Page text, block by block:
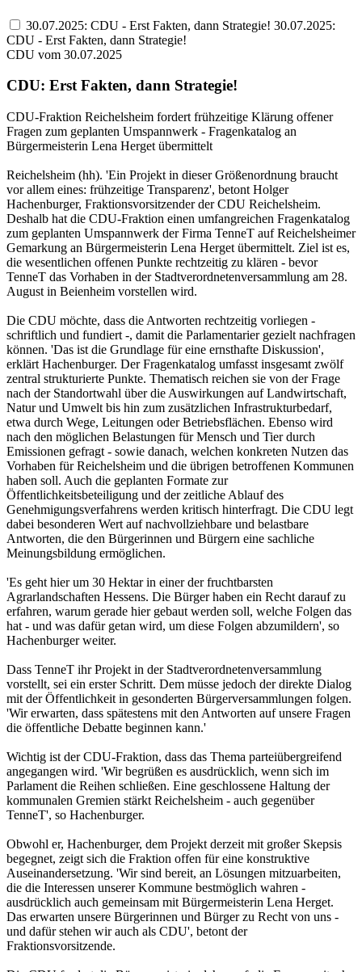
30.07.2025: CDU - Erst Fakten, dann Strategie! 30.07.2025:
CDU - Erst Fakten, dann Strategie!
CDU vom 30.07.2025
CDU: Erst Fakten, dann Strategie!
CDU-Fraktion Reichelsheim fordert frühzeitige Klärung offener
Fragen zum geplanten Umspannwerk - Fragenkatalog an
Bürgermeisterin Lena Herget übermittelt
Reichelsheim (hh). 'Ein Projekt in dieser Größenordnung braucht
vor allem eines: frühzeitige Transparenz', betont Holger
Hachenburger, Fraktionsvorsitzender der CDU Reichelsheim.
Deshalb hat die CDU-Fraktion einen umfangreichen Fragenkatalog
zum geplanten Umspannwerk der Firma TenneT auf Reichelsheimer
Gemarkung an Bürgermeisterin Lena Herget übermittelt. Ziel ist es,
die wesentlichen offenen Punkte rechtzeitig zu klären - bevor
TenneT das Vorhaben in der Stadtverordnetenversammlung am 28.
August in Beienheim vorstellen wird.
Die CDU möchte, dass die Antworten rechtzeitig vorliegen -
schriftlich und fundiert -, damit die Parlamentarier gezielt nachfragen
können. 'Das ist die Grundlage für eine ernsthafte Diskussion',
erklärt Hachenburger. Der Fragenkatalog umfasst insgesamt zwölf
zentral strukturierte Punkte. Thematisch reichen sie von der Frage
nach der Standortwahl über die Auswirkungen auf Landwirtschaft,
Natur und Umwelt bis hin zum zusätzlichen Infrastrukturbedarf,
etwa durch Wege, Leitungen oder Betriebsflächen. Ebenso wird
nach den möglichen Belastungen für Mensch und Tier durch
Emissionen gefragt - sowie danach, welchen konkreten Nutzen das
Vorhaben für Reichelsheim und die übrigen betroffenen Kommunen
haben soll. Auch die geplanten Formate zur
Öffentlichkeitsbeteiligung und der zeitliche Ablauf des
Genehmigungsverfahrens werden kritisch hinterfragt. Die CDU legt
dabei besonderen Wert auf nachvollziehbare und belastbare
Antworten, die den Bürgerinnen und Bürgern eine sachliche
Meinungsbildung ermöglichen.
'Es geht hier um 30 Hektar in einer der fruchtbarsten
Agrarlandschaften Hessens. Die Bürger haben ein Recht darauf zu
erfahren, warum gerade hier gebaut werden soll, welche Folgen das
hat - und was dafür getan wird, um diese Folgen abzumildern', so
Hachenburger weiter.
Dass TenneT ihr Projekt in der Stadtverordnetenversammlung
vorstellt, sei ein erster Schritt. Dem müsse jedoch der direkte Dialog
mit der Öffentlichkeit in gesonderten Bürgerversammlungen folgen.
'Wir erwarten, dass spätestens mit den Antworten auf unsere Fragen
die öffentliche Debatte beginnen kann.'
Wichtig ist der CDU-Fraktion, dass das Thema parteiübergreifend
angegangen wird. 'Wir begrüßen es ausdrücklich, wenn sich im
Parlament die Reihen schließen. Eine geschlossene Haltung der
kommunalen Gremien stärkt Reichelsheim - auch gegenüber
TenneT', so Hachenburger.
Obwohl er, Hachenburger, dem Projekt derzeit mit großer Skepsis
begegnet, zeigt sich die Fraktion offen für eine konstruktive
Auseinandersetzung. 'Wir sind bereit, an Lösungen mitzuarbeiten,
die die Interessen unserer Kommune bestmöglich wahren -
ausdrücklich auch gemeinsam mit Bürgermeisterin Lena Herget.
Das erwarten unsere Bürgerinnen und Bürger zu Recht von uns -
und dafür stehen wir auch als CDU', betont der
Fraktionsvorsitzende.